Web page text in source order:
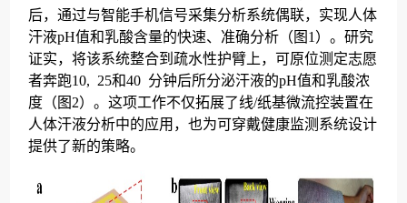
后，通过与智能手机信号采集分析系统偶联，实现人体
汗液pH值和乳酸含量的快速、准确分析（图1 ）。研究
证实，将该系统整合到疏水性护臂上，可原位测定志愿
者奔跑10, 25和40 分钟后所分泌汗液的pH值和乳酸浓
度（图2）。这项工作不仅拓展了线/纸基微流控装置在
人体汗液分析中的应用，也为可穿戴健康监测系统设计
提供了新的策略。